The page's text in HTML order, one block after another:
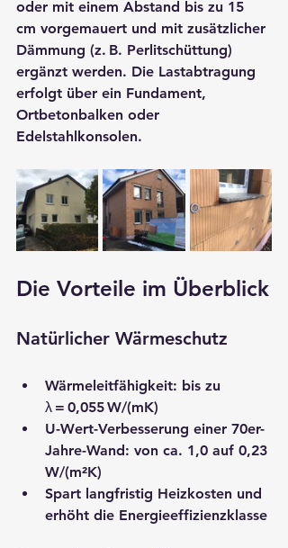
oder mit einem Abstand bis zu 15
cm vorgemauert und mit zusätzlicher
Dämmung (z. B. Perlitschüttung)
ergänzt werden. Die Lastabtragung
erfolgt über ein Fundament,
Ortbetonbalken oder
Edelstahlkonsolen.
Die Vorteile im Überblick
Natürlicher Wärmeschutz
Wärmeleitfähigkeit: bis zu
λ = 0,055 W/(mK)
U-Wert-Verbesserung einer 70er-
Jahre-Wand: von ca. 1,0 auf 0,23
W/(m²K)
Spart langfristig Heizkosten und
erhöht die Energieeffizienzklasse